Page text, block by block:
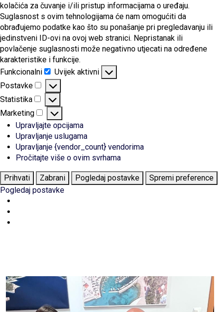
kolačića za čuvanje i/ili pristup informacijama o uređaju.
Suglasnost s ovim tehnologijama će nam omogućiti da
obrađujemo podatke kao što su ponašanje pri pregledavanju ili
jedinstveni ID-ovi na ovoj web stranici. Nepristanak ili
povlačenje suglasnosti može negativno utjecati na određene
karakteristike i funkcije.
Funkcionalni
Funkcionalni
Uvijek aktivni
Postavke
Postavke
Statistika
Statistika
Marketing
Marketing
Upravljajte opcijama
Upravljanje uslugama
Upravljanje {vendor_count} vendorima
Pročitajte više o ovim svrhama
Prihvati Zabrani Pogledaj postavke
Spremi preference
Pogledaj postavke